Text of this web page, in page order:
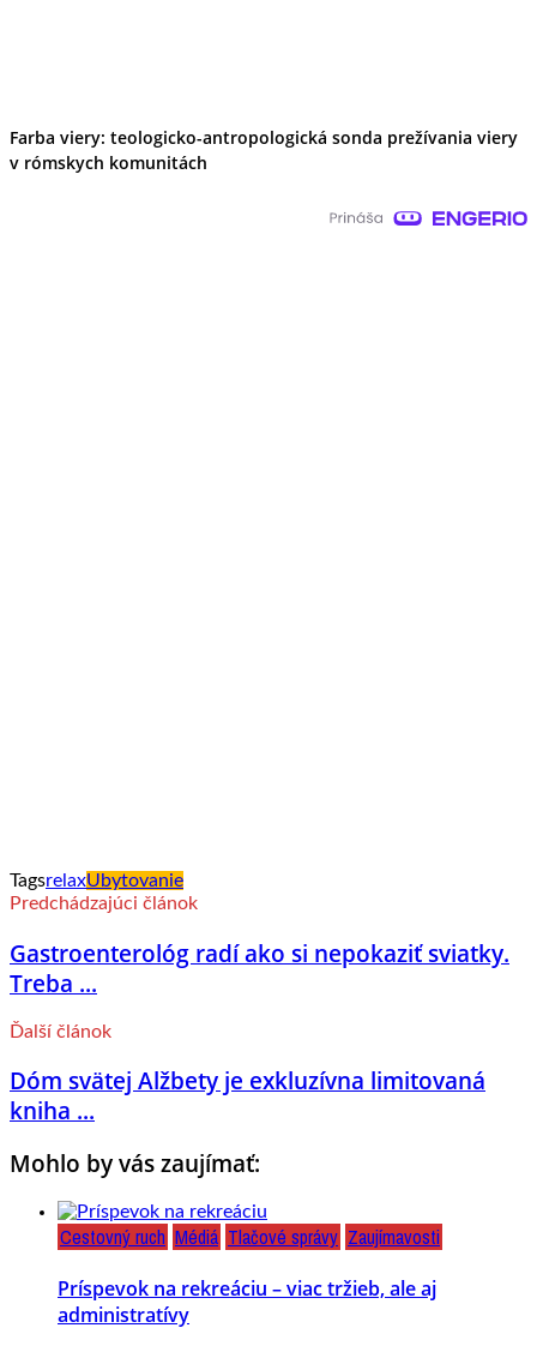
Farba viery: teologicko-antropologická sonda prežívania viery
v rómskych komunitách
TagsrelaxUbytovanie
Predchádzajúci článok
Gastroenterológ radí ako si nepokaziť sviatky.
Treba ...
Ďalší článok
Dóm svätej Alžbety je exkluzívna limitovaná
kniha ...
Mohlo by vás zaujímať:
Cestovný ruch Médiá Tlačové správy Zaujímavosti
Príspevok na rekreáciu – viac tržieb, ale aj
administratívy